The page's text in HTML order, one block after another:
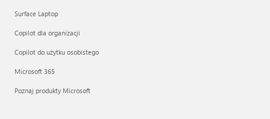
Surface Laptop
Copilot dla organizacji
Copilot do użytku osobistego
Microsoft 365
Poznaj produkty Microsoft